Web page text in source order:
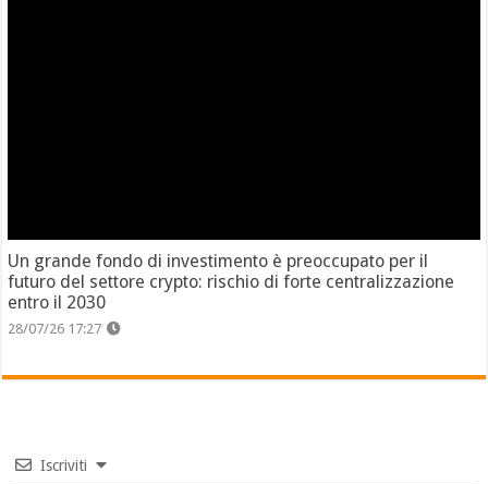
Un grande fondo di investimento è preoccupato per il
futuro del settore crypto: rischio di forte centralizzazione
entro il 2030
28/07/26 17:27
Iscriviti